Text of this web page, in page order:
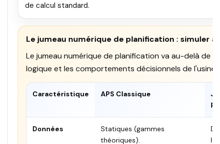
de calcul standard.
Le jumeau numérique de planification : simuler
Le jumeau numérique de planification va au-delà de
logique et les comportements décisionnels de l'usine.
Caractéristique APS Classique
Données
Statiques (gammes
théoriques).